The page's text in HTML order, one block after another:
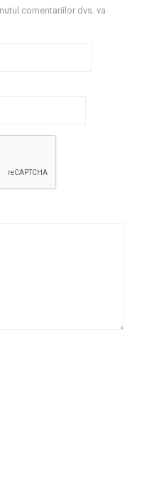
comentariilor dvs. va